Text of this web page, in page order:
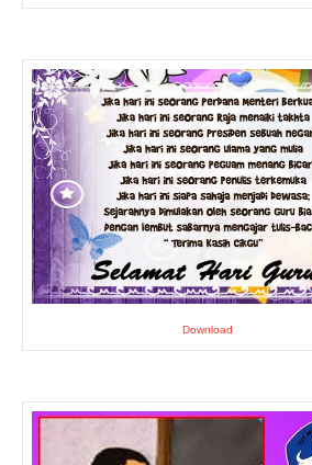
Download